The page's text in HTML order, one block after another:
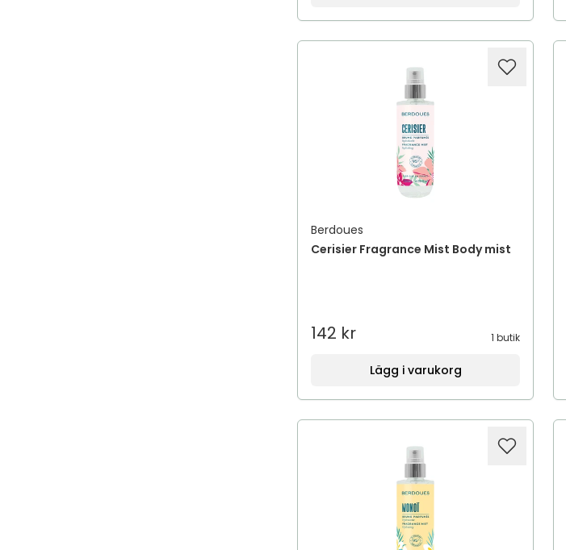
Berdoues
Cerisier Fragrance Mist Body mist
142 kr 1 butik
Lägg i varukorg